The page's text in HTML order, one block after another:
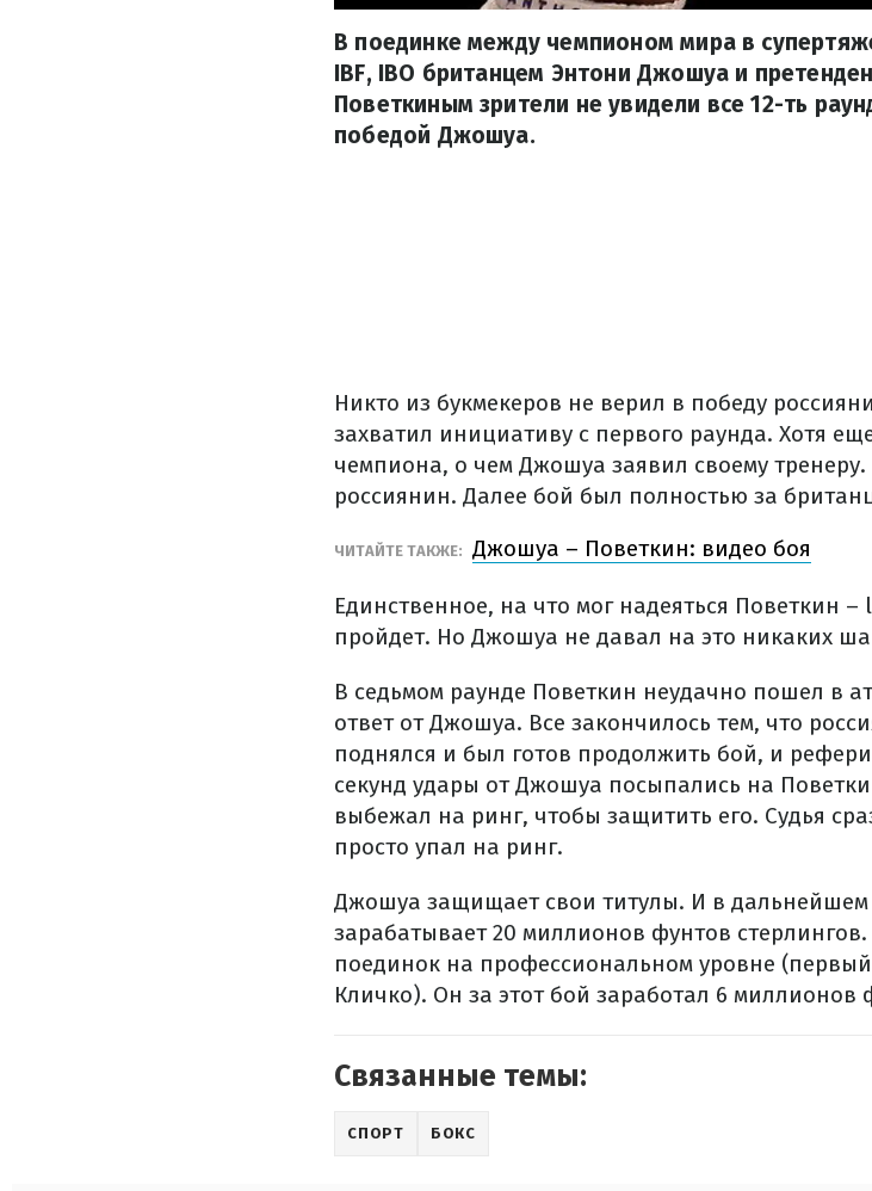
В поединке между чемпионом мира в
IBF, IBO британцем Энтони Джошуа и
Поветкиным зрители не увидели все 12-ть
победой Джошуа.
Никто из букмекеров не верил в победу
захватил инициативу с первого раунда. Хотя
чемпиона, о чем Джошуа заявил своему тренеру.
россиянин. Далее бой был полностью за
ЧИТАЙТЕ ТАКЖЕ: Джошуа – Поветкин: видео боя
Единственное, на что мог надеяться Поветкин
пройдет. Но Джошуа не давал на это никаких
В седьмом раунде Поветкин неудачно пошел в
ответ от Джошуа. Все закончилось тем, что
поднялся и был готов продолжить бой, и
секунд удары от Джошуа посыпались на
выбежал на ринг, чтобы защитить его. Судья
просто упал на ринг.
Джошуа защищает свои титулы. И в дальнейшем
зарабатывает 20 миллионов фунтов
поединок на профессиональном уровне
Кличко). Он за этот бой заработал 6 миллионов
Связанные темы:
СПОРТ БОКС